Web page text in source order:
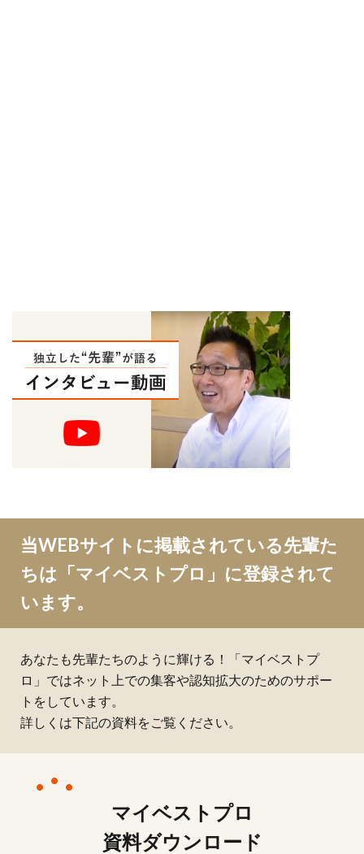
当WEBサイトに掲載されている先輩た
ちは「マイベストプロ」に登録されて
います。
あなたも先輩たちのように輝ける！「マイベストプ
ロ」ではネット上での集客や認知拡大のためのサポー
トをしています。
詳しくは下記の資料をご覧ください。
マイベストプロ
資料ダウンロード